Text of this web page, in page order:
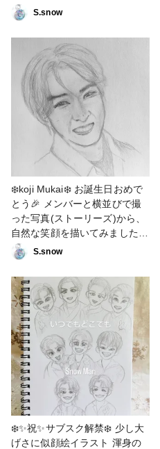
モノクロ描写で描いてみまし
た。 #推し活アート #ファンア
ート #シャープペン画
S.snow
❄️koji Mukai❄️ お誕生日おめで
とう🎉 メンバーと横並びで撮
った写真(ストーリーズ)から、
自然な笑顔を描いてみました。
#推し活アート #ファンアート
S.snow
❄️✨祝✨サブスク解禁❄️ 少し大
げさに似顔絵イラスト 渾身の